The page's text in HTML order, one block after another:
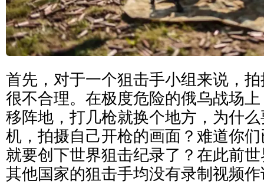
首先，对于一个狙击手小组来说，
很不合理。在极度危险的俄乌战场
移阵地，打几枪就换个地方，为什
机，拍摄自己开枪的画面？难道你
就要创下世界狙击纪录了？在此前
其他国家的狙击手均没有录制视频